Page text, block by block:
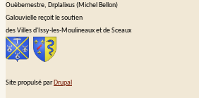
Ouèbemestre, Drplalixus (Michel Bellon)
Galouvielle reçoit le soutien
des Villes d'Issy-les-Moulineaux et de Sceaux
Site propulsé parDrupal